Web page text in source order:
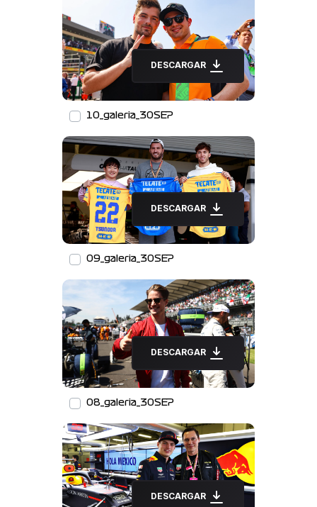
DESCARGAR
10_galeria_30SEP
DESCARGAR
09_galeria_30SEP
DESCARGAR
08_galeria_30SEP
DESCARGAR